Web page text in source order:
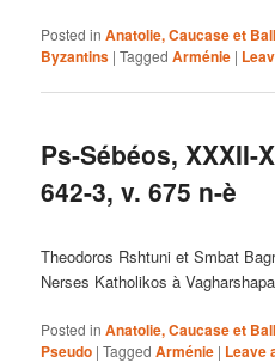
Posted in Anatolie, Caucase et
Byzantins |Tagged Arménie |
Ps-Sébéos, XXXII-
642-3, v. 675 n-è
Theodoros Rshtuni et Smbat
Nerses Katholikos à
Posted in Anatolie, Caucase et
Pseudo |Tagged Arménie | Leave